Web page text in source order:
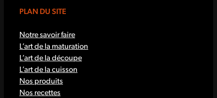
PLAN DU SITE
Notre savoir faire
L’art de la maturation
L’art de la découpe
L’art de la cuisson
Nos produits
Nos recettes